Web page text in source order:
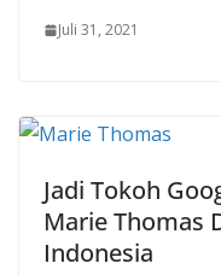
Juli 31, 2021
Jadi Tokoh
Marie Thomas
Indonesia